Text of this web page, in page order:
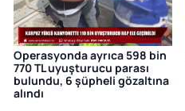
Operasyonda ayrıca 598 bin
770 TL uyuşturucu parası
bulundu, 6 şüpheli gözaltına
alındı